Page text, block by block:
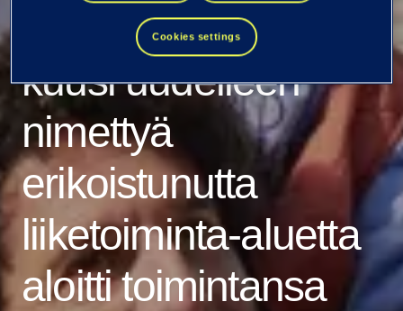
ja identiteetin –
kuusi uudelleen
nimettyä
erikoistunutta
liiketoiminta-aluetta
aloitti toimintansa
Cookies settings